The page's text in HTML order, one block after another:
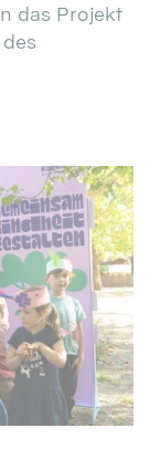
das Projekt